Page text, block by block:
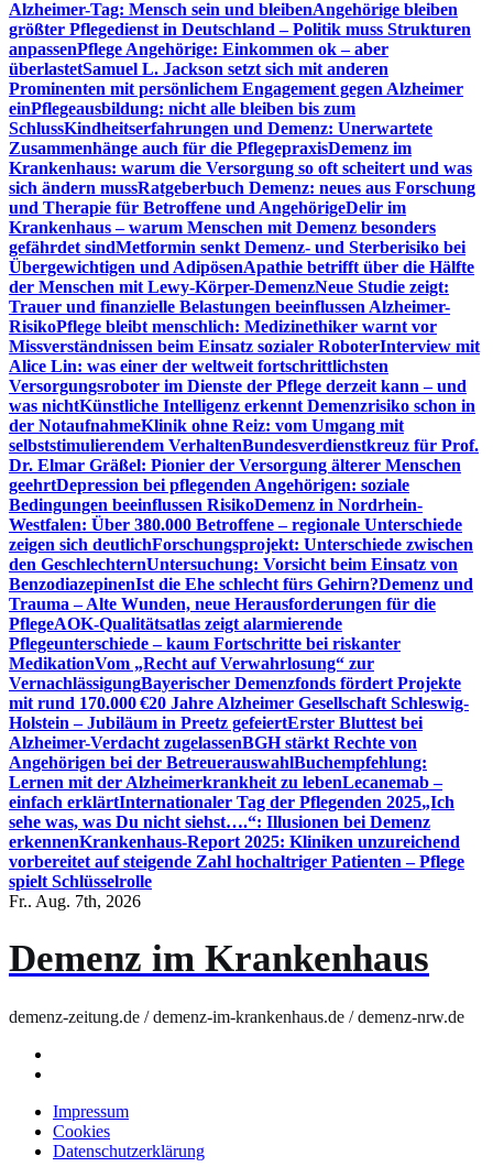
Alzheimer-Tag: Mensch sein und bleibenAngehörige bleiben
größter Pflegedienst in Deutschland – Politik muss Strukturen
anpassenPflege Angehörige: Einkommen ok – aber
überlastetSamuel L. Jackson setzt sich mit anderen
Prominenten mit persönlichem Engagement gegen Alzheimer
einPflegeausbildung: nicht alle bleiben bis zum
SchlussKindheitserfahrungen und Demenz: Unerwartete
Zusammenhänge auch für die PflegepraxisDemenz im
Krankenhaus: warum die Versorgung so oft scheitert und was
sich ändern mussRatgeberbuch Demenz: neues aus Forschung
und Therapie für Betroffene und AngehörigeDelir im
Krankenhaus – warum Menschen mit Demenz besonders
gefährdet sindMetformin senkt Demenz- und Sterberisiko bei
Übergewichtigen und AdipösenApathie betrifft über die Hälfte
der Menschen mit Lewy-Körper-DemenzNeue Studie zeigt:
Trauer und finanzielle Belastungen beeinflussen Alzheimer-
RisikoPflege bleibt menschlich: Medizinethiker warnt vor
Missverständnissen beim Einsatz sozialer RoboterInterview mit
Alice Lin: was einer der weltweit fortschrittlichsten
Versorgungsroboter im Dienste der Pflege derzeit kann – und
was nichtKünstliche Intelligenz erkennt Demenzrisiko schon in
der NotaufnahmeKlinik ohne Reiz: vom Umgang mit
selbststimulierendem VerhaltenBundesverdienstkreuz für Prof.
Dr. Elmar Gräßel: Pionier der Versorgung älterer Menschen
geehrtDepression bei pflegenden Angehörigen: soziale
Bedingungen beeinflussen RisikoDemenz in Nordrhein-
Westfalen: Über 380.000 Betroffene – regionale Unterschiede
zeigen sich deutlichForschungsprojekt: Unterschiede zwischen
den GeschlechternUntersuchung: Vorsicht beim Einsatz von
BenzodiazepinenIst die Ehe schlecht fürs Gehirn?Demenz und
Trauma – Alte Wunden, neue Herausforderungen für die
PflegeAOK-Qualitätsatlas zeigt alarmierende
Pflegeunterschiede – kaum Fortschritte bei riskanter
MedikationVom „Recht auf Verwahrlosung“ zur
VernachlässigungBayerischer Demenzfonds fördert Projekte
mit rund 170.000 €20 Jahre Alzheimer Gesellschaft Schleswig-
Holstein – Jubiläum in Preetz gefeiertErster Bluttest bei
Alzheimer-Verdacht zugelassenBGH stärkt Rechte von
Angehörigen bei der BetreuerauswahlBuchempfehlung:
Lernen mit der Alzheimerkrankheit zu lebenLecanemab –
einfach erklärtInternationaler Tag der Pflegenden 2025„Ich
sehe was, was Du nicht siehst….“: Illusionen bei Demenz
erkennenKrankenhaus-Report 2025: Kliniken unzureichend
vorbereitet auf steigende Zahl hochaltriger Patienten – Pflege
spielt Schlüsselrolle
Fr.. Aug. 7th, 2026
Demenz im Krankenhaus
demenz-zeitung.de / demenz-im-krankenhaus.de / demenz-nrw.de
Impressum
Cookies
Datenschutzerklärung